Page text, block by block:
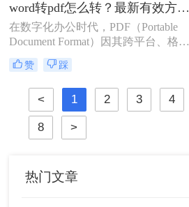
word转pdf怎么转？最新有效方法全解析！
在数字化办公时代，PDF（Portable
Document Format）因其跨平台、格式
固定、不易被编辑的特性，已成为文
档分发、归档和打印的首选格式。而
Microsoft Word则是我们创作和编辑内
容的主要工具。因此，将Word文档完
美地转换为PDF，是一项几乎每个人
都会遇到的核心需求。
赞 踩
< 1 2 3 4
8 >
热门文章